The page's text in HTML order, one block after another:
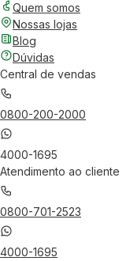
Quem somos
Nossas lojas
Blog
Dúvidas
Central de vendas
0800-200-2000
4000-1695
Atendimento ao cliente
0800-701-2523
4000-1695